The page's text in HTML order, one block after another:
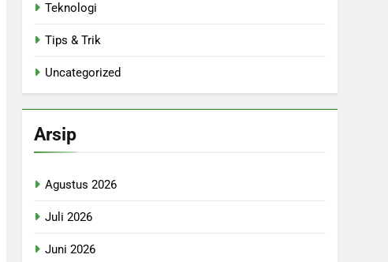
Teknologi
Tips & Trik
Uncategorized
Arsip
Agustus 2026
Juli 2026
Juni 2026